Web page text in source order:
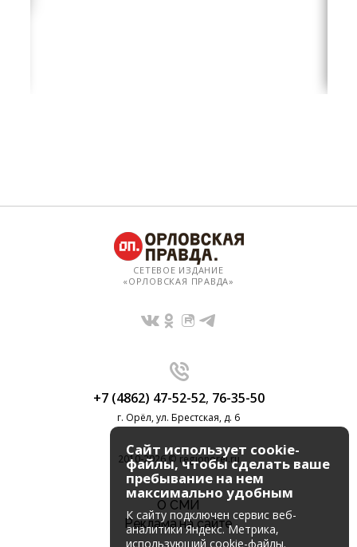
СЕТЕВОЕ ИЗДАНИЕ
«ОРЛОВСКАЯ ПРАВДА»
+7 (4862) 47-52-52, 76-35-50
г. Орёл, ул. Брестская, д. 6
2010-2026 © regionorel.ru
О СМИ
Реклама на сайте
Сайт использует cookie-
файлы, чтобы сделать ваше
пребывание на нем
максимально удобным
К cайту подключен сервис веб-
аналитики Яндекс. Метрика,
использующий cookie-файлы.